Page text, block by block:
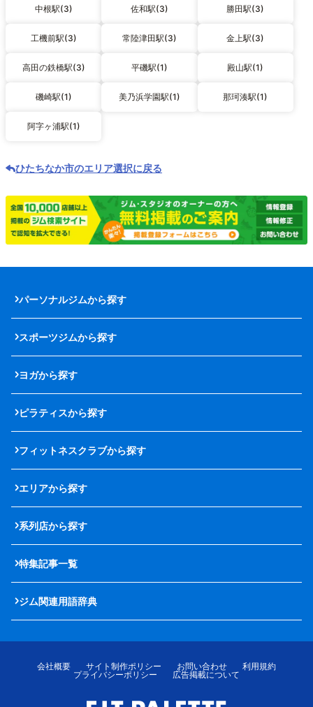
中根駅(3) 佐和駅(3) 勝田駅(3)
工機前駅(3) 常陸津田駅(3) 金上駅(3)
高田の鉄橋駅(3) 平磯駅(1) 殿山駅(1)
磯崎駅(1) 美乃浜学園駅(1) 那珂湊駅(1)
阿字ヶ浦駅(1)
ひたちなか市のエリア選択に戻る
パーソナルジムから探す
スポーツジムから探す
ヨガから探す
ピラティスから探す
フィットネスクラブから探す
エリアから探す
系列店から探す
特集記事一覧
ジム関連用語辞典
会社概要 サイト制作ポリシー お問い合わせ
利用規約
プライバシーポリシー
広告掲載について